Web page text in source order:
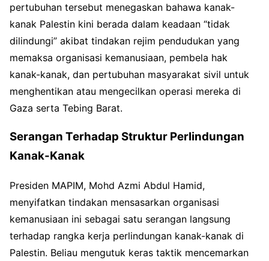
pertubuhan tersebut menegaskan bahawa kanak-
kanak Palestin kini berada dalam keadaan “tidak
dilindungi” akibat tindakan rejim pendudukan yang
memaksa organisasi kemanusiaan, pembela hak
kanak-kanak, dan pertubuhan masyarakat sivil untuk
menghentikan atau mengecilkan operasi mereka di
Gaza serta Tebing Barat.
Serangan Terhadap Struktur Perlindungan
Kanak-Kanak
Presiden MAPIM, Mohd Azmi Abdul Hamid,
menyifatkan tindakan mensasarkan organisasi
kemanusiaan ini sebagai satu serangan langsung
terhadap rangka kerja perlindungan kanak-kanak di
Palestin. Beliau mengutuk keras taktik mencemarkan